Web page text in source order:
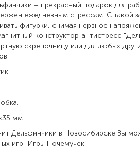
– прекрасный подарок для
ежедневным стрессам. С такой
фигурки, снимая нервное
конструктор-антистресс
скрепочницу или для любых
мм
Дельфинчики в Новосибирске Вы
игр "Игры Почемучек"